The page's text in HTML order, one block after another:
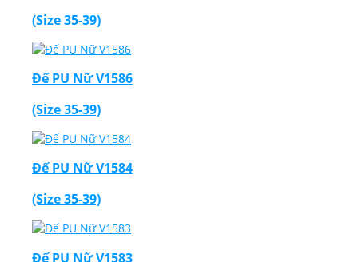
(Size 35-39)
Đế PU Nữ V1586
(Size 35-39)
Đế PU Nữ V1584
(Size 35-39)
Đế PU Nữ V1583
Thiết Kế Website